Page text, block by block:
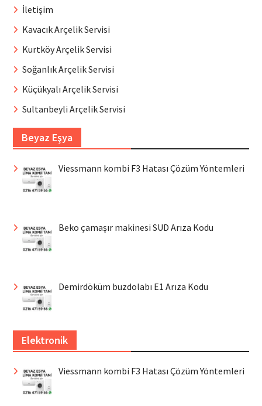
İletişim
Kavacık Arçelik Servisi
Kurtköy Arçelik Servisi
Soğanlık Arçelik Servisi
Küçükyalı Arçelik Servisi
Sultanbeyli Arçelik Servisi
Beyaz Eşya
Viessmann kombi F3 Hatası Çözüm Yöntemleri
Beko çamaşır makinesi SUD Arıza Kodu
Demirdöküm buzdolabı E1 Arıza Kodu
Elektronik
Viessmann kombi F3 Hatası Çözüm Yöntemleri